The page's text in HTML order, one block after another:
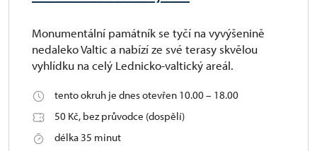
Monumentální památník se tyčí na vyvýšenině
nedaleko Valtic a nabízí ze své terasy skvělou
vyhlídku na celý Lednicko-valtický areál.
tento okruh je dnes otevřen 10.00 – 18.00
50 Kč, bez průvodce (dospělí)
délka 35 minut